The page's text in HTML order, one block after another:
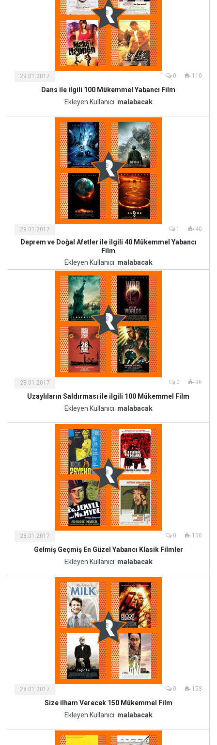
29.01.2017 0 110
Dans ile ilgili 100 Mükemmel Yabancı Film
Ekleyen Kullanıcı: malabacak
29.01.2017 1 40
Deprem ve Doğal Afetler ile ilgili 40 Mükemmel Yabancı
Film
Ekleyen Kullanıcı: malabacak
Kültür
28.01.2017 0 96
Uzaylıların Saldırması ile ilgili 100 Mükemmel Film
Ekleyen Kullanıcı: malabacak
Kültür
28.01.2017 0 100
Gelmiş Geçmiş En Güzel Yabancı Klasik Filmler
Ekleyen Kullanıcı: malabacak
Kültür
28.01.2017 0 153
Size ilham Verecek 150 Mükemmel Film
Ekleyen Kullanıcı: malabacak